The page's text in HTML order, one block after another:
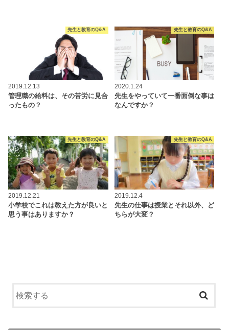
先生と教育のQ&A
2019.12.13
管理職の給料は、その苦労に見合
ったもの？
先生と教育のQ&A
2020.1.24
先生をやっていて一番面倒な事は
なんですか？
先生と教育のQ&A
2019.12.21
小学校でこれは教えた方が良いと
思う事はありますか？
先生と教育のQ&A
2019.12.4
先生の仕事は授業とそれ以外、ど
ちらが大変？